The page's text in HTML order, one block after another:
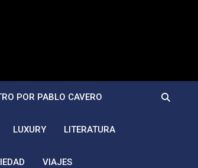
POR PABLO CAVERO
LUXURY LITERATURA
VIAJES